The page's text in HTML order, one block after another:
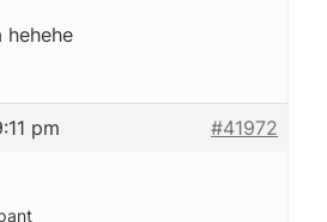
hehehe
pm #41972